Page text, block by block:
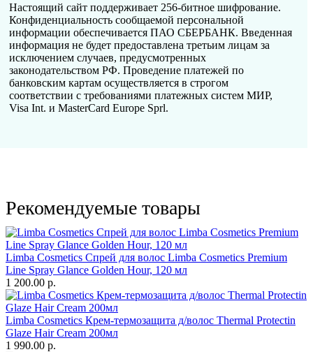
Настоящий сайт поддерживает 256-битное шифрование.
Конфиденциальность сообщаемой персональной
информации обеспечивается ПАО СБЕРБАНК. Введенная
информация не будет предоставлена третьим лицам за
исключением случаев, предусмотренных
законодательством РФ. Проведение платежей по
банковским картам осуществляется в строгом
соответствии с требованиями платежных систем МИР,
Visa Int. и MasterCard Europe Sprl.
Рекомендуемые товары
Limba Cosmetics Спрей для волос Limba Cosmetics Premium
Line Spray Glance Golden Hour, 120 мл
1 200.00 р.
Limba Cosmetics Крем-термозащита д/волос Thermal Protectin
Glaze Hair Cream 200мл
1 990.00 р.